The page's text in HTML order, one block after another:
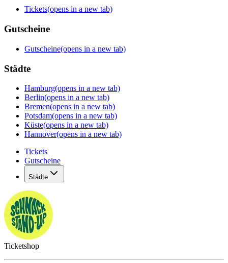
Tickets(opens in a new tab)
Gutscheine
Gutscheine(opens in a new tab)
Städte
Hamburg(opens in a new tab)
Berlin(opens in a new tab)
Bremen(opens in a new tab)
Potsdam(opens in a new tab)
Küste(opens in a new tab)
Hannover(opens in a new tab)
Tickets
Gutscheine
Städte
Ticketshop